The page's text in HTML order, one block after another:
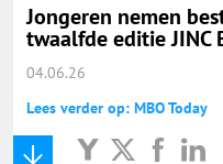
Jongeren nemen
twaalfde editie JINC
04.06.26
Lees verder op: MBO Today